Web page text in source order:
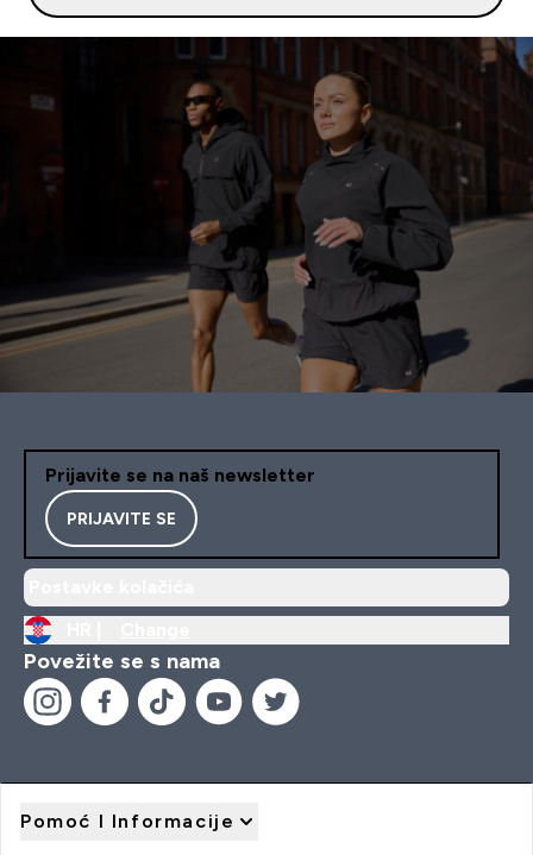
Prijavite se na naš newsletter
PRIJAVITE SE
Povežite se s nama
Pomoć I Informacije